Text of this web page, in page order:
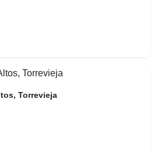
Torrevieja